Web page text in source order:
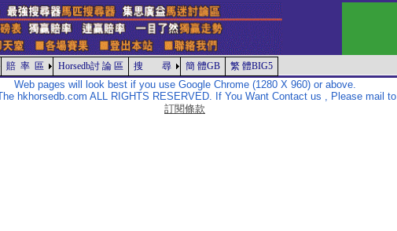
賠 率 區 Horsedb討 論 區 搜 尋 簡 體GB 繁 體BIG5
Web pages will look best if you use Google Chrome (1280 X 960) or above.
hkhorsedb.com ALL RIGHTS RESERVED. If You Want Contact us , Please mail to
訂閱條款